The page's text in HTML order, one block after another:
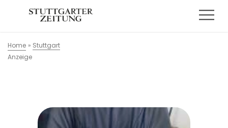
Home » Stuttgart
Anzeige